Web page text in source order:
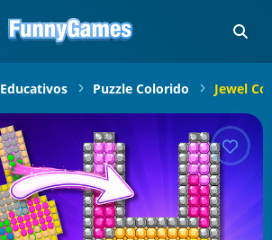
Educativos Puzzle Colorido Jewel